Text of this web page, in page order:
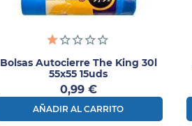
Bolsas Autocierre The King 30l
55x55 15uds
Precio
0,99 €
AÑADIR AL CARRITO